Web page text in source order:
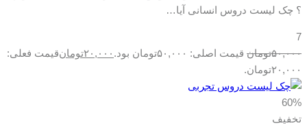
؟ چک لیست دروس انسانی آیا…
7
۵۰,۰۰۰تومان قیمت اصلی: ۵۰,۰۰۰تومان بود. ۲۰,۰۰۰تومانقیمت فعلی:
۲۰,۰۰۰تومان.
60%
تخفیف